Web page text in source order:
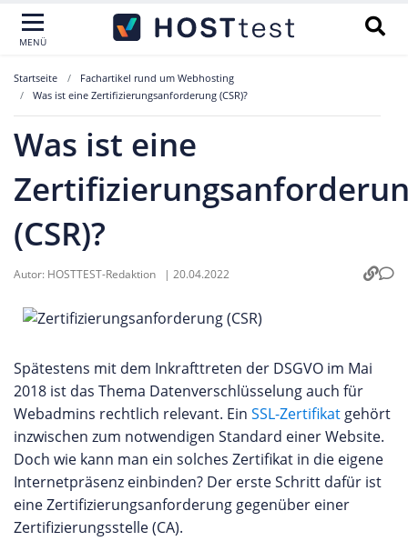
MENÜ
Startseite
Fachartikel rund um Webhosting
Was ist eine Zertifizierungsanforderung (CSR)?
Was ist eine
(CSR)?
Autor: HOSTTEST-Redaktion | 20.04.2022
Spätestens mit dem Inkrafttreten der DSGVO im Mai
2018 ist das Thema Datenverschlüsselung auch für
Webadmins rechtlich relevant. Ein SSL-Zertifikat gehört
inzwischen zum notwendigen Standard einer Website.
Doch wie kann man ein solches Zertifikat in die eigene
Internetpräsenz einbinden? Der erste Schritt dafür ist
eine Zertifizierungsanforderung gegenüber einer
Zertifizierungsstelle (CA).